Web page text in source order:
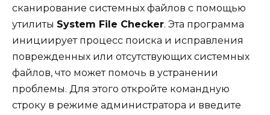
сканирование системных файлов с помощью
утилиты System File Checker. Эта программа
инициирует процесс поиска и исправления
поврежденных или отсутствующих системных
файлов, что может помочь в устранении
проблемы. Для этого откройте командную
строку в режиме администратора и введите